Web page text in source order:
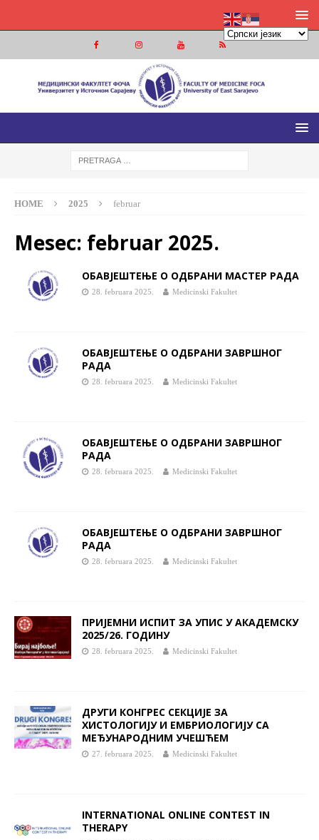
МЕДИЦИНСКИ ФАКУЛТЕТ ФОЧА
МЕДИЦИНСКИ ФАКУЛТЕТ УНИВЕРЗИТЕТА У ИСТОЧНОМ
HOME 2025 februar
Mesec: februar 2025.
ОБАВЈЕШТЕЊЕ О ОДБРАНИ МАСТЕР РАДА
28. februara 2025. Medicinski Fakultet
ОБАВЈЕШТЕЊЕ О ОДБРАНИ ЗАВРШНОГ
РАДА
28. februara 2025. Medicinski Fakultet
ОБАВЈЕШТЕЊЕ О ОДБРАНИ ЗАВРШНОГ
РАДА
28. februara 2025. Medicinski Fakultet
ОБАВЈЕШТЕЊЕ О ОДБРАНИ ЗАВРШНОГ
РАДА
28. februara 2025. Medicinski Fakultet
ПРИЈЕМНИ ИСПИТ ЗА УПИС У АКАДЕМСКУ
2025/26. ГОДИНУ
28. februara 2025. Medicinski Fakultet
ДРУГИ КОНГРЕС СЕКЦИЈЕ ЗА
ХИСТОЛОГИЈУ И ЕМБРИОЛОГИЈУ СА
МЕЂУНАРОДНИМ УЧЕШЋЕМ
27. februara 2025. Medicinski Fakultet
INTERNATIONAL ONLINE CONTEST IN
THERAPY